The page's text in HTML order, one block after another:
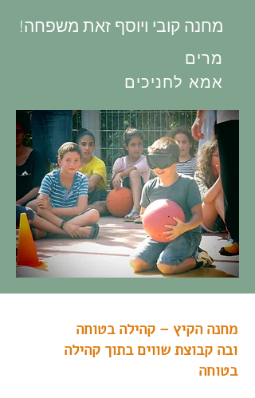
מחנה קובי ויוסף זאת משפחה!
מרים
אמא לחניכים
מחנה הקיץ – קהילה בטוחה
ובה קבוצת שווים בתוך קהילה
בטוחה